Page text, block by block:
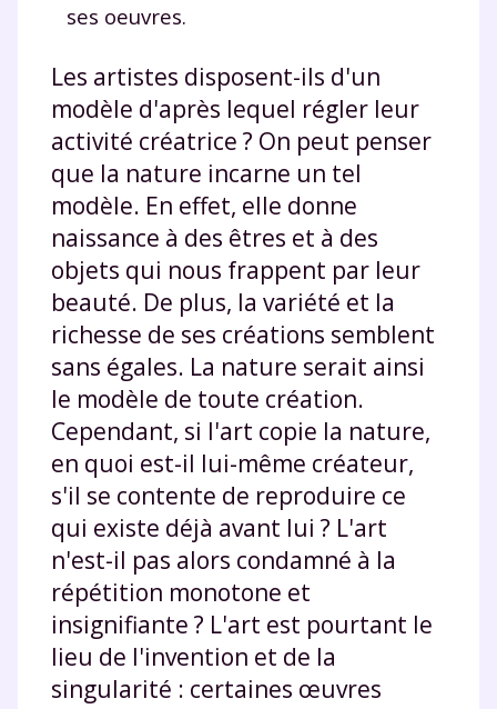
ses oeuvres.
Les artistes disposent-ils d'un
modèle d'après lequel régler leur
activité créatrice ? On peut penser
que la nature incarne un tel
modèle. En effet, elle donne
naissance à des êtres et à des
objets qui nous frappent par leur
beauté. De plus, la variété et la
richesse de ses créations semblent
sans égales. La nature serait ainsi
le modèle de toute création.
Cependant, si l'art copie la nature,
en quoi est-il lui-même créateur,
s'il se contente de reproduire ce
qui existe déjà avant lui ? L'art
n'est-il pas alors condamné à la
répétition monotone et
insignifiante ? L'art est pourtant le
lieu de l'invention et de la
singularité : certaines œuvres